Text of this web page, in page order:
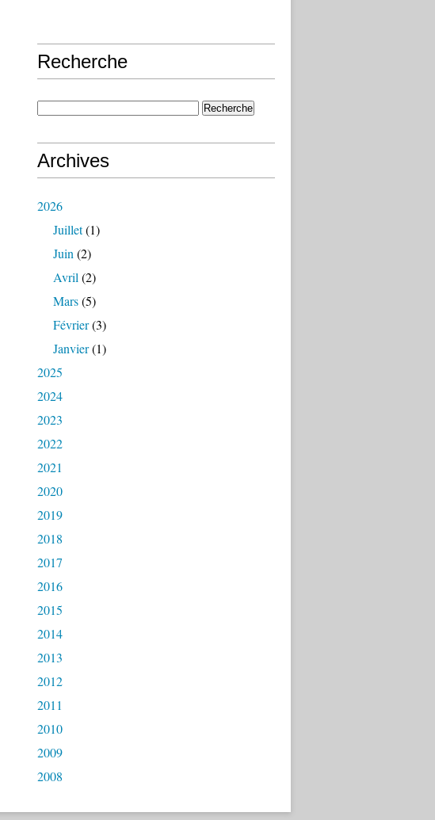
Recherche
Archives
2026
Juillet(1)
Juin (2)
Avril (2)
Mars(5)
Février(3)
Janvier(1)
2025
2024
2023
2022
2021
2020
2019
2018
2017
2016
2015
2014
2013
2012
2011
2010
2009
2008